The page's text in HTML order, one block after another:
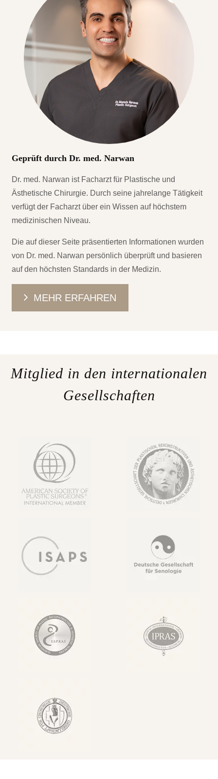
Geprüft durch Dr. med. Narwan
Dr. med. Narwan ist Facharzt für Plastische und
Ästhetische Chirurgie. Durch seine jahrelange Tätigkeit
verfügt der Facharzt über ein Wissen auf höchstem
medizinischen Niveau.
Die auf dieser Seite präsentierten Informationen wurden
von Dr. med. Narwan persönlich überprüft und basieren
auf den höchsten Standards in der Medizin.
MEHR ERFAHREN
Mitglied in den internationalen
Gesellschaften